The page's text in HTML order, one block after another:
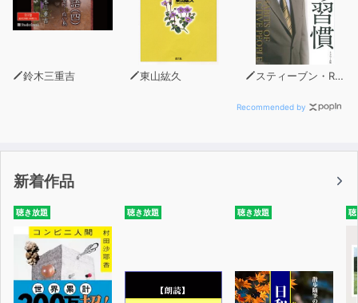
「本が好きっ！」一覧ページはコチラ！
https://audiobook.jp/search?
鈴木三重吉 東山紘久 スティーブン・R・コヴィー
Recommended by
新着作品
聴き放題 聴き放題 聴き放題 聴